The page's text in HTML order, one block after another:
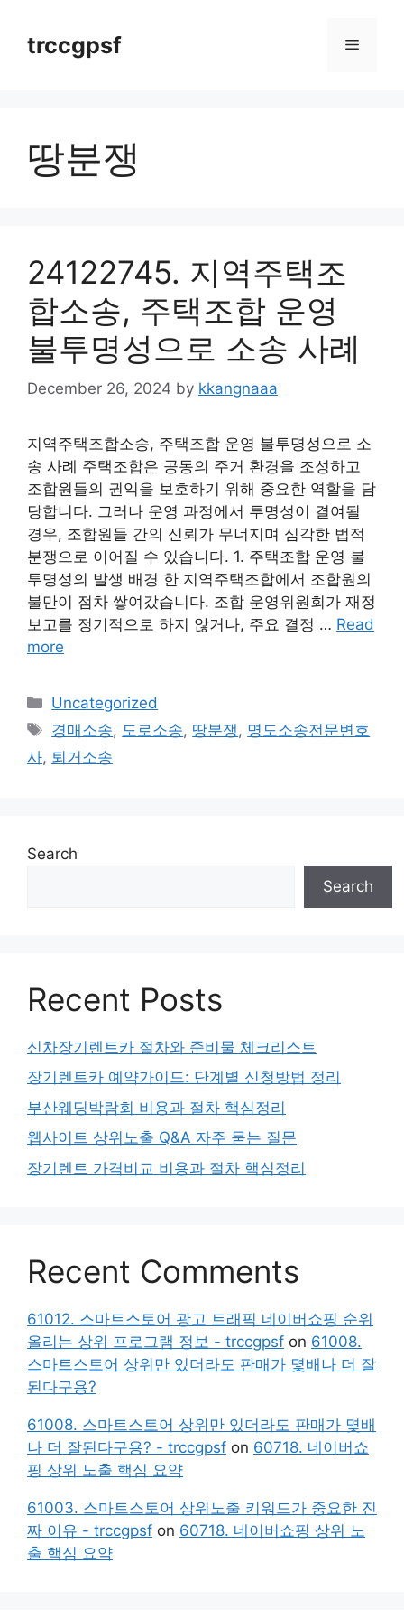
contenttrccgpsf Menu
땅분쟁
24122745. 지역주택조
합소송, 주택조합 운영
불투명성으로 소송 사례
December 26, 2024 by kkangnaaa
지역주택조합소송, 주택조합 운영 불투명성으로 소
송 사례 주택조합은 공동의 주거 환경을 조성하고
조합원들의 권익을 보호하기 위해 중요한 역할을 담
당합니다. 그러나 운영 과정에서 투명성이 결여될
경우, 조합원들 간의 신뢰가 무너지며 심각한 법적
분쟁으로 이어질 수 있습니다. 1. 주택조합 운영 불
투명성의 발생 배경 한 지역주택조합에서 조합원의
불만이 점차 쌓여갔습니다. 조합 운영위원회가 재정
보고를 정기적으로 하지 않거나, 주요 결정 … Read
more
Categories
Uncategorized
Tags
경매소송, 도로소송, 땅분쟁 , 명도소송전문변호
사, 퇴거소송
Search
Search
Recent Posts
신차장기렌트카 절차와 준비물 체크리스트
장기렌트카 예약가이드: 단계별 신청방법 정리
부산웨딩박람회 비용과 절차 핵심정리
웹사이트 상위노출 Q&A 자주 묻는 질문
장기렌트 가격비교 비용과 절차 핵심정리
Recent Comments
61012. 스마트스토어 광고 트래픽 네이버쇼핑 순위
올리는 상위 프로그램 정보 - trccgpsf on 61008.
스마트스토어 상위만 있더라도 판매가 몇배나 더 잘
된다구용?
61008. 스마트스토어 상위만 있더라도 판매가 몇배
나 더 잘된다구용? - trccgpsf on 60718. 네이버쇼
핑 상위 노출 핵심 요약
61003. 스마트스토어 상위노출 키워드가 중요한 진
짜 이유 - trccgpsf on 60718. 네이버쇼핑 상위 노
출 핵심 요약